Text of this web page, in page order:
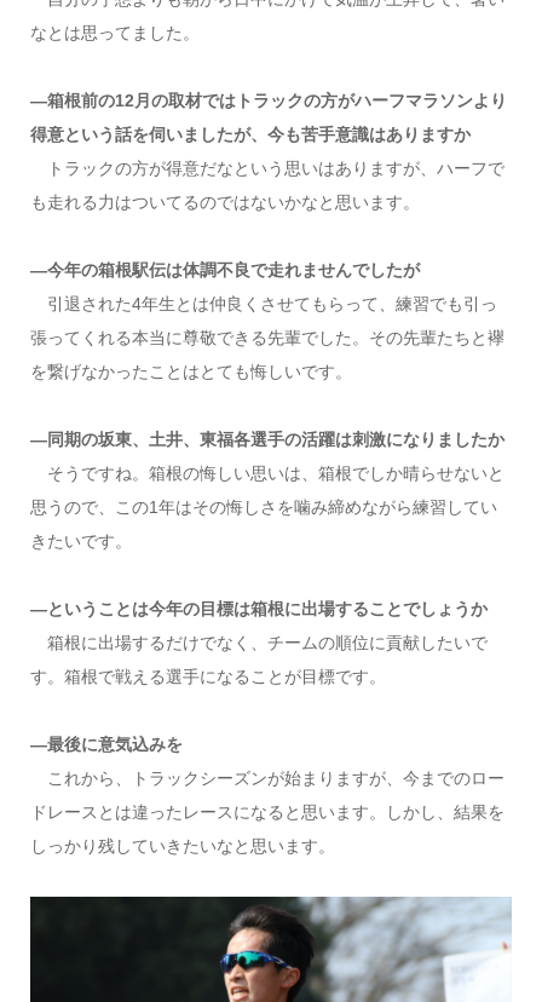
なとは思ってました。
―箱根前の12月の取材ではトラックの方がハーフマラソンより
得意という話を伺いましたが、今も苦手意識はありますか
トラックの方が得意だなという思いはありますが、ハーフで
も走れる力はついてるのではないかなと思います。
―今年の箱根駅伝は体調不良で走れませんでしたが
引退された4年生とは仲良くさせてもらって、練習でも引っ
張ってくれる本当に尊敬できる先輩でした。その先輩たちと襷
を繋げなかったことはとても悔しいです。
―同期の坂東、土井、東福各選手の活躍は刺激になりましたか
そうですね。箱根の悔しい思いは、箱根でしか晴らせないと
思うので、この1年はその悔しさを噛み締めながら練習してい
きたいです。
―ということは今年の目標は箱根に出場することでしょうか
箱根に出場するだけでなく、チームの順位に貢献したいで
す。箱根で戦える選手になることが目標です。
―最後に意気込みを
これから、トラックシーズンが始まりますが、今までのロー
ドレースとは違ったレースになると思います。しかし、結果を
しっかり残していきたいなと思います。